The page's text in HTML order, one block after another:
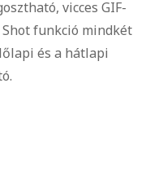
vicces GIF-
funkció mindkét
és a hátlapi